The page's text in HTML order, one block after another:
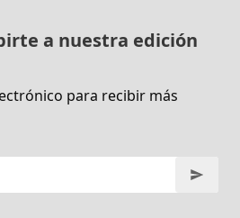
a nuestra edición
para recibir más